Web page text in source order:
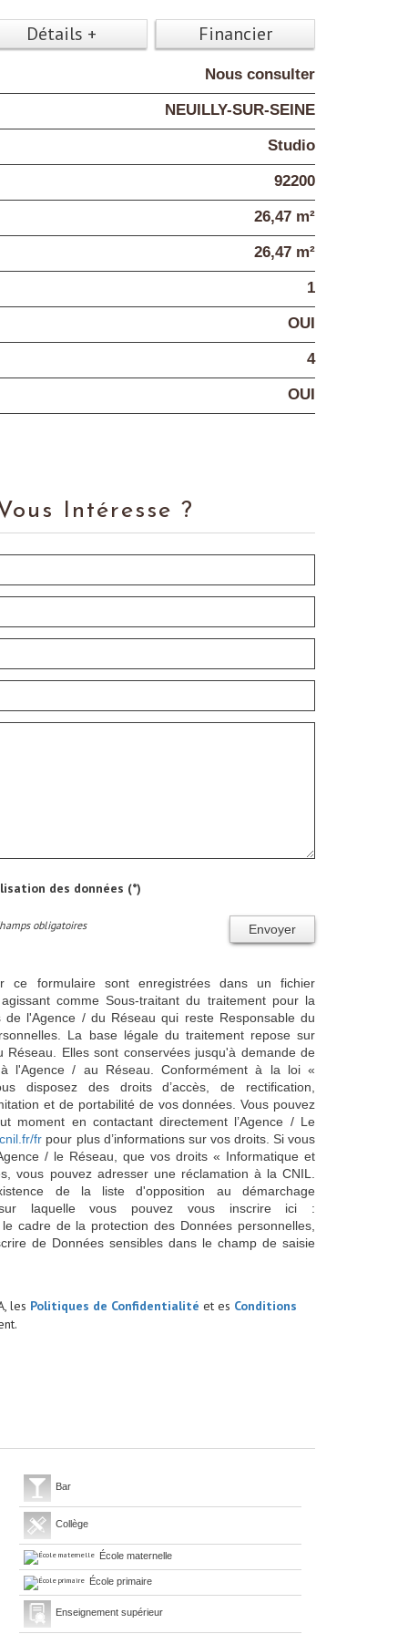
Détails + Financier
Nous consulter
NEUILLY-SUR-SEINE
Studio
92200
26,47 m²
26,47 m²
1
OUI
4
OUI
Intéresse ?
des données (*)
Envoyer
obligatoires
ce formulaire sont enregistrées dans un fichier
comme Sous-traitant du traitement pour la
de l'Agence / du Réseau qui reste Responsable du
La base légale du traitement repose sur
Elles sont conservées jusqu'à demande de
l'Agence / au Réseau. Conformément à la loi «
disposez des droits d’accès, de rectification,
et de portabilité de vos données. Vous pouvez
moment en contactant directement l’Agence / Le
fr pour plus d’informations sur vos droits. Si vous
/ le Réseau, que vos droits « Informatique et
vous pouvez adresser une réclamation à la CNIL.
de la liste d'opposition au démarchage
laquelle vous pouvez vous inscrire ici :
cadre de la protection des Données personnelles,
de Données sensibles dans le champ de saisie
les Politiques de Confidentialité et es Conditions
Bar
Collège
École maternelle
École primaire
Enseignement supérieur